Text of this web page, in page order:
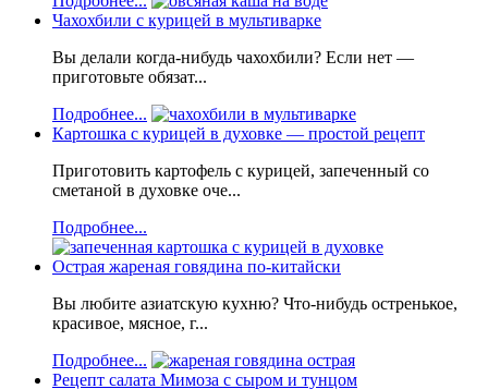
Чахохбили с курицей в мультиварке
Вы делали когда-нибудь чахохбили? Если нет —
приготовьте обязат...
Подробнее...
Картошка с курицей в духовке — простой рецепт
Приготовить картофель с курицей, запеченный со
сметаной в духовке оче...
Подробнее...
Острая жареная говядина по-китайски
Вы любите азиатскую кухню? Что-нибудь остренькое,
красивое, мясное, г...
Подробнее...
Рецепт салата Мимоза с сыром и тунцом